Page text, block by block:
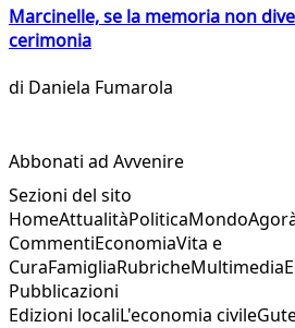
Marcinelle, se la memoria non
cerimonia
di Daniela Fumarola
Abbonati ad Avvenire
Sezioni del sito
HomeAttualitàPoliticaMondo
CommentiEconomiaVita e
CuraFamigliaRubricheMultimedia
Pubblicazioni
Edizioni localiL'economia civile